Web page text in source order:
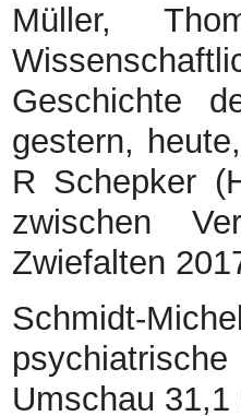
Müller,
Geschichte
gestern,
R Schepker
zwischen
Zwiefalten
Schmidt-
Umschau